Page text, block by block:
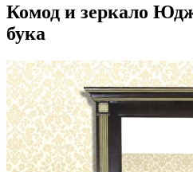
Комод и зеркало
бука